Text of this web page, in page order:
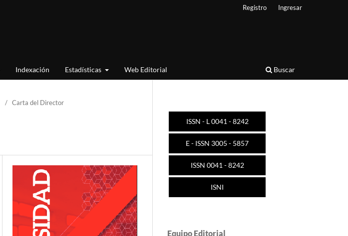
Indexación Estadísticas Web Editorial Buscar
Registro Ingresar
/ Carta del Director
ISSN - L 0041 - 8242
E - ISSN 3005 - 5857
ISSN 0041 - 8242
ISNI
Equipo Editorial